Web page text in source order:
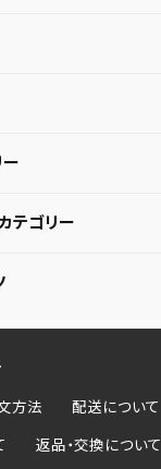
テゴリー
方法 配送について
返品・交換について